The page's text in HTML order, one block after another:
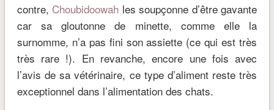
contre, Choubidoowah les soupçonne d’être gavante
car sa gloutonne de minette, comme elle la
surnomme, n’a pas fini son assiette (ce qui est très
très rare !). En revanche, encore une fois avec
l’avis de sa vétérinaire, ce type d’aliment reste très
exceptionnel dans l’alimentation des chats.